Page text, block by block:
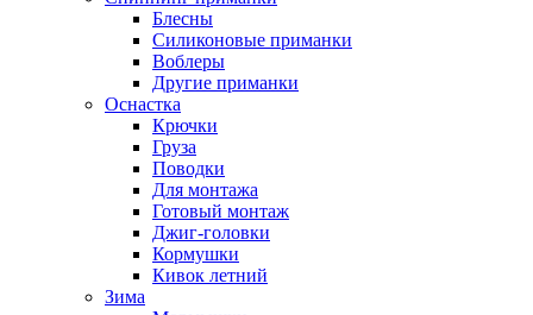
Блесны
Силиконовые приманки
Воблеры
Другие приманки
Оснастка
Крючки
Груза
Поводки
Для монтажа
Готовый монтаж
Джиг-головки
Кормушки
Кивок летний
Зима